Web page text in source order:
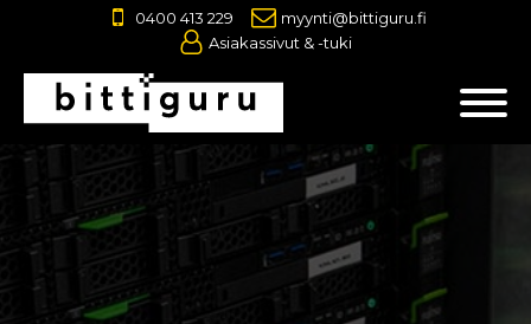
0400 413 229
myynti@bittiguru.fi
Asiakassivut & -tuki